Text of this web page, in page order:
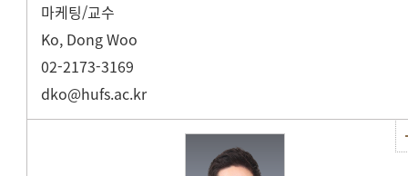
마케팅/교수
Ko, Dong Woo
02-2173-3169
dko@hufs.ac.kr